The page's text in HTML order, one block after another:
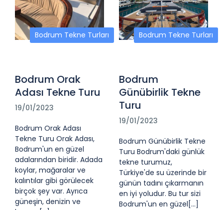
Bodrum Tekne Turları
Bodrum Orak
Adası Tekne Turu
19/01/2023
Bodrum Orak Adası
Tekne Turu Orak Adası,
Bodrum'un en güzel
adalarından biridir. Adada
koylar, mağaralar ve
kalıntılar gibi görülecek
birçok şey var. Ayrıca
güneşin, denizin ve
Bodrum Tekne Turları
Bodrum
Günübirlik Tekne
Turu
19/01/2023
Bodrum Günübirlik Tekne
Turu Bodrum'daki günlük
tekne turumuz,
Türkiye'de su üzerinde bir
günün tadını çıkarmanın
en iyi yoludur. Bu tur sizi
Bodrum'un en güzel[...]